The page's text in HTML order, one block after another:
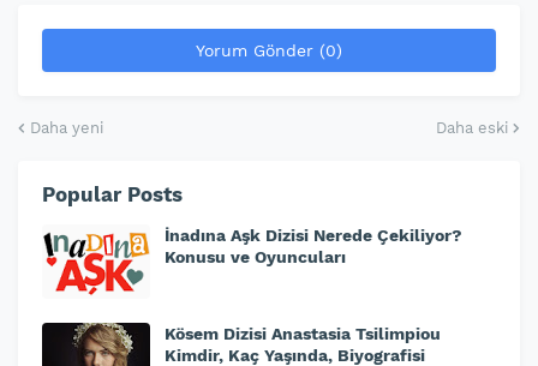
Yorum Gönder (0)
Daha yeni Daha eski
Popular Posts
İnadına Aşk Dizisi Nerede Çekiliyor?
Konusu ve Oyuncuları
Kösem Dizisi Anastasia Tsilimpiou
Kimdir, Kaç Yaşında, Biyografisi